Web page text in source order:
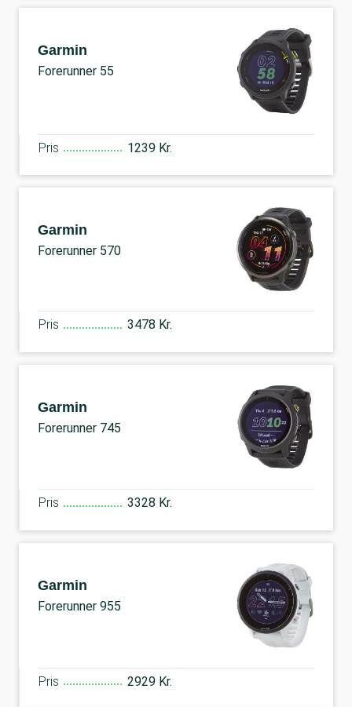
Garmin
Forerunner 55
Pris 1239 Kr.
Garmin
Forerunner 570
Pris 3478 Kr.
Garmin
Forerunner 745
Pris 3328 Kr.
Garmin
Forerunner 955
Pris 2929 Kr.